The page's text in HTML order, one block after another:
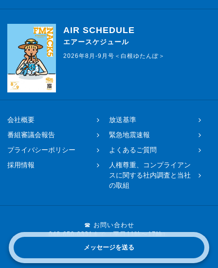
メッセージを送る
AIR SCHEDULE
エアースケジュール
2026年8月-9月号＜白根ゆたんぽ＞
会社概要
放送基準
番組審議会報告
緊急地震速報
プライバシーポリシー
よくあるご質問
採用情報
人権尊重、コンプライアン
スに関する社内調査と当社
の取組
☎ お問い合わせ
048-650-0331まで（平日11時〜17時）
Copyright © 2019 FM NACK5 All rights reserved.